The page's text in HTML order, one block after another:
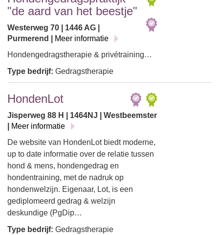
"de aard van het beestje"
Westerweg 70 | 1446 AG |
Purmerend |
Meer informatie
Hondengedragstherapie & privétraining…
Type bedrijf: Gedragstherapie
HondenLot
Jisperweg 88 H | 1464NJ | Westbeemster
Meer informatie
De website van HondenLot biedt moderne,
up to date informatie over de relatie tussen
hond & mens, hondengedrag en
hondentraining, met de nadruk op
hondenwelzijn. Eigenaar, Lot, is een
gediplomeerd gedrag & welzijn
deskundige (PgDip…
Type bedrijf: Gedragstherapie